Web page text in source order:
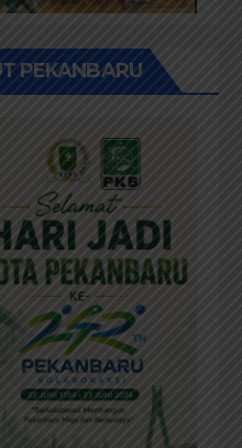
PEKANBARU